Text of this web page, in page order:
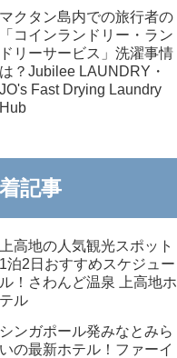
マクタン島内での旅行者の
「コインランドリー・ラン
ドリーサービス」洗濯事情
は？Jubilee LAUNDRY・
JO's Fast Drying Laundry
Hub
記事
上高地の人気観光スポット
1泊2日おすすめスケジュー
ル！さわんど温泉 上高地ホ
テル
シンガポール発みなとみら
いの最新ホテル！ファーイ